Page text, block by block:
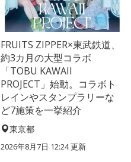
FRUITS ZIPPER×東武鉄道、
約3カ月の大型コラボ
「TOBU KAWAII
PROJECT」始動。コラボト
レインやスタンプラリーな
ど7施策を一挙紹介
東京都
2026年8月7日 12:24更新